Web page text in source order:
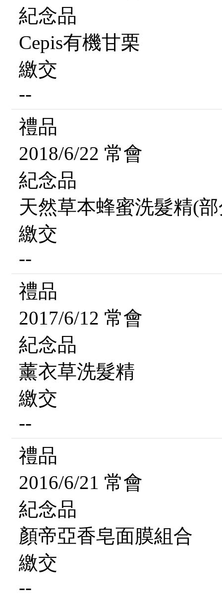
紀念品
Cepis有機甘栗
繳交
--
禮品
2018/6/22 常會
紀念品
天然草本蜂蜜洗髮精(
繳交
--
禮品
2017/6/12 常會
紀念品
薰衣草洗髮精
繳交
--
禮品
2016/6/21 常會
紀念品
顏帝亞香皂面膜組合
繳交
--